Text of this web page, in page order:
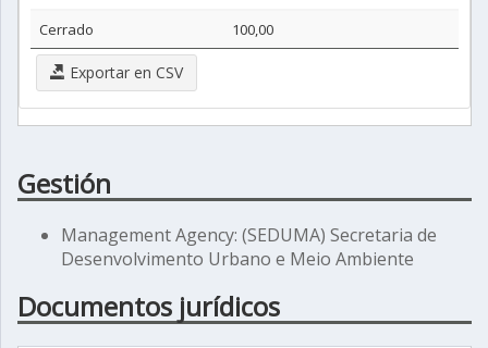
Cerrado
100,00
Exportar en CSV
Gestión
Management Agency: (SEDUMA) Secretaria de
Desenvolvimento Urbano e Meio Ambiente
Documentos jurídicos